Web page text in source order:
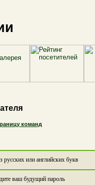
команд
русских или английских букв
ваш будущий пароль